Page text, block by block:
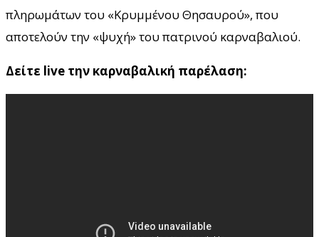
πληρωμάτων του «Κρυμμένου Θησαυρού», που
αποτελούν την «ψυχή» του πατρινού καρναβαλιού.
Δείτε live την καρναβαλική παρέλαση: